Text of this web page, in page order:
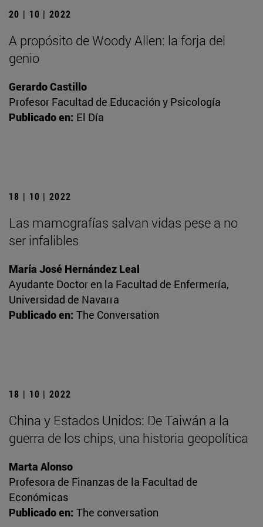
20 | 10 | 2022
A propósito de Woody Allen: la forja del
genio
Gerardo Castillo
Profesor Facultad de Educación y Psicología
Publicado en: El Día
18 | 10 | 2022
Las mamografías salvan vidas pese a no
ser infalibles
María José Hernández Leal
Ayudante Doctor en la Facultad de Enfermería,
Universidad de Navarra
Publicado en: The Conversation
18 | 10 | 2022
China y Estados Unidos: De Taiwán a la
guerra de los chips, una historia geopolítica
Marta Alonso
Profesora de Finanzas de la Facultad de
Económicas
Publicado en: The conversation